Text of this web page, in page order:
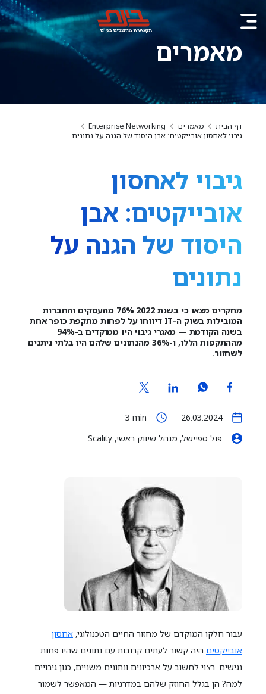
מאמרים
דף הבית מאמרים
Enterprise Networking
גיבוי לאחסון אובייקטים: אבן היסוד של הגנה על נתונים
גיבוי לאחסון
אובייקטים: אבן
היסוד של הגנה על
נתונים
מחקרים מצאו כי בשנת 2022 76% מהעסקים והחברות
המובילות בשוק ה-IT דיווחו על לפחות מתקפת כופר אחת
בשנה הקודמת — מאגרי גיבוי היו ממוקדים ב-94%
מההתקפות הללו, ו-36% מהנתונים שלהם היו בלתי ניתנים
לשחזור.
26.03.2024
3 min
פול ספיישל, מנהל שיווק ראשי, Scality
עבור חלקו המוקדם של מחזור החיים הטכנולוגי, אחסון
אובייקטים היה קשור לעתים קרובות עם נתונים שהיו פחות
נגישים. רצוי לחשוב על ארכיונים ונתונים משניים, כגון גיבויים.
למה? הן בגלל החוזק שלהם במדרגיות — המאפשר לשמור